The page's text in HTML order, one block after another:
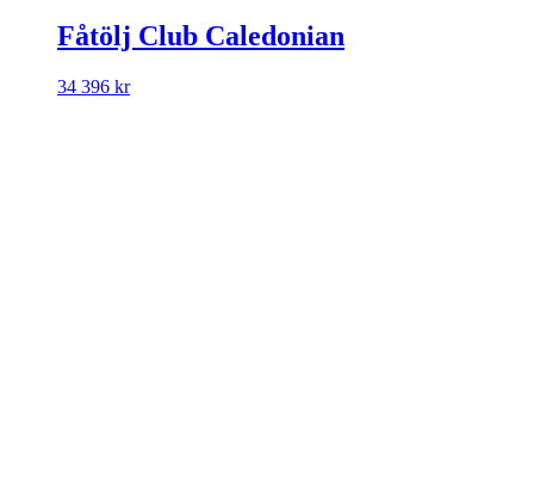
Fåtölj Club Caledonian
34 396 kr